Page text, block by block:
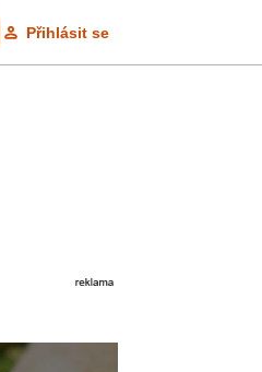
Přihlásit se